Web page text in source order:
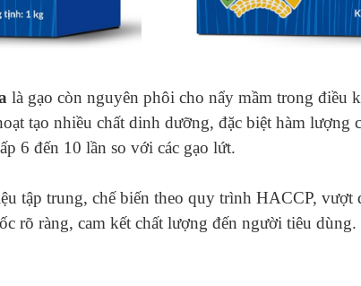
là gạo còn nguyên phôi cho nẩy mầm trong điều
tạo nhiều chất dinh dưỡng, đặc biệt hàm lượng
6 đến 10 lần so với các gạo lứt.
tập trung, chế biến theo quy trình HACCP, vượt
rõ ràng, cam kết chất lượng đến người tiêu dùng.